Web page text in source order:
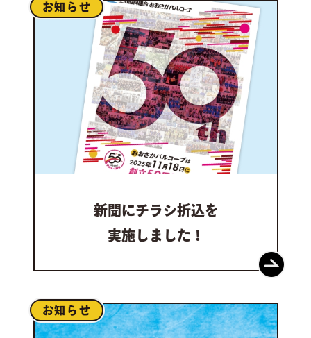
お知らせ
新聞にチラシ折込を
実施しました！
お知らせ